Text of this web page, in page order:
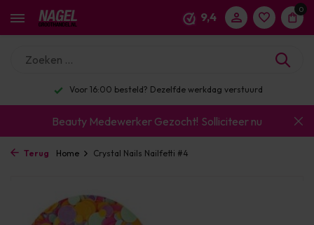
9,4
0
Voor 16:00 besteld? Dezelfde werkdag verstuurd
Beauty Medewerker Gezocht! Solliciteer nu
Terug Home Crystal Nails Nailfetti #4